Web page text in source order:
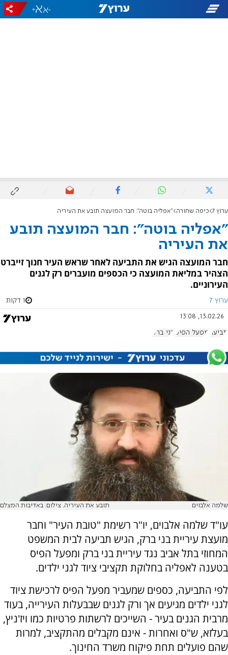
-
+
ערוץ 7 כיפה שחורה "אפליה בוטה": חבר המועצה תובע את העיריה
"אפליה בוטה": חבר המועצה תובע
את העיריה
חבר המועצה הגיש את התביעה לאחר שראש העיר חנוך זייברט
הצהיר במליאת המועצה כי הכספים מועברים רק לגנים
העירוניים.
ערוץ 7 1 דקות
13.02.26, 13:08
תביעה מפעל הפיס בני ברק
שלמה אלבוים תובע את העיריה. צילום: באדיבות המצלם
עו"ד שלמה אלבוים, יו"ר רשימת "טובת העיר" וחבר
מועצת עיריית בני ברק, הגיש תביעה לבית המשפט
המחוזי בתל אביב נגד עיריית בני ברק ומפעל הפיס
בטענה לאפליה בחלוקת תקציבי ציוד לגני ילדים.
לפי התביעה, כספים שמעביר מפעל הפיס לרכישת ציוד
לגני ילדים מגיעים אך ורק לגנים שבבעלות העירייה, בעוד
מרבית הגנים בעיר - השייכים לרשתות פרטיות כמו ויז'ניץ,
בעלזא, ש"ס ואחרות - אינם מקבלים מהתקציב, למרות
שהם פועלים תחת פיקוח משרד החינוך.